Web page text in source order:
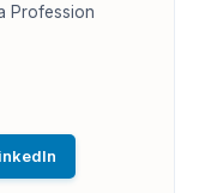
Profession